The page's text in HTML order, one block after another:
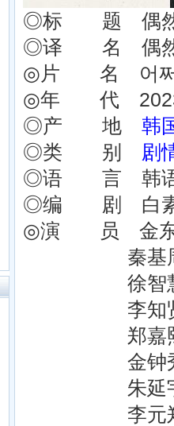
◎标 题 偶然
◎译 名 偶然相
◎片 名 어쩌
◎年 代
◎产 地 韩
◎类 别 剧
◎语 言 韩
◎编 剧 白素
◎演 员 金东
秦基周
徐智慧
李知贤 Ji-
郑嘉熙
金钟秀
朱延宇
李元郑